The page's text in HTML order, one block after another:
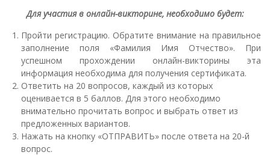
Для участия вонлайн-викторине, необходимо будет:
Пройти регистрацию. Обратите внимание на правильное
заполнение поля «Фамилия Имя Отчество». При
успешном прохождении онлайн-викторины эта
информация необходима для получения сертификата.
Ответить на 20 вопросов, каждый из которых
оценивается в 5 баллов. Для этого необходимо
внимательно прочитать вопрос и выбрать ответ из
предложенных вариантов.
Нажать на кнопку «ОТПРАВИТЬ» после ответа на 20-й
вопрос.